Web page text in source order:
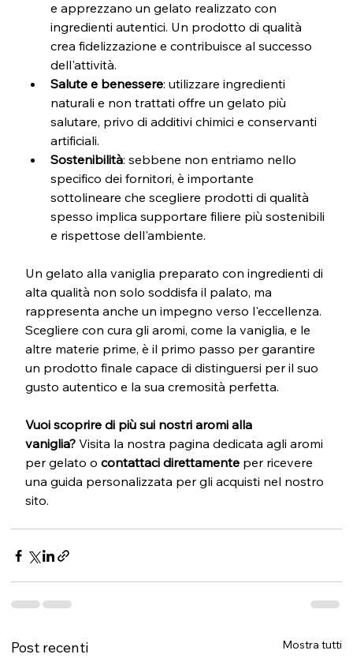
e apprezzano un gelato realizzato con
ingredienti autentici. Un prodotto di qualità
crea fidelizzazione e contribuisce al successo
dell'attività.
Salute e benessere: utilizzare ingredienti
naturali e non trattati offre un gelato più
salutare, privo di additivi chimici e conservanti
artificiali.
Sostenibilità: sebbene non entriamo nello
specifico dei fornitori, è importante
sottolineare che scegliere prodotti di qualità
spesso implica supportare filiere più sostenibili
e rispettose dell'ambiente.
Un gelato alla vaniglia preparato con ingredienti di
alta qualità non solo soddisfa il palato, ma
rappresenta anche un impegno verso l'eccellenza.
Scegliere con cura gli aromi, come la vaniglia, e le
altre materie prime, è il primo passo per garantire
un prodotto finale capace di distinguersi per il suo
gusto autentico e la sua cremosità perfetta.
Vuoi scoprire di più sui nostri aromi alla
vaniglia? Visita la nostra pagina dedicata agli aromi
per gelato o contattaci direttamente per ricevere
una guida personalizzata per gli acquisti nel nostro
sito.
Post recenti Mostra tutti